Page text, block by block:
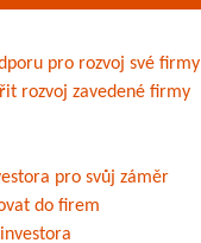
pro rozvoj své firmy
rozvoj zavedené firmy
pro svůj záměr
do firem